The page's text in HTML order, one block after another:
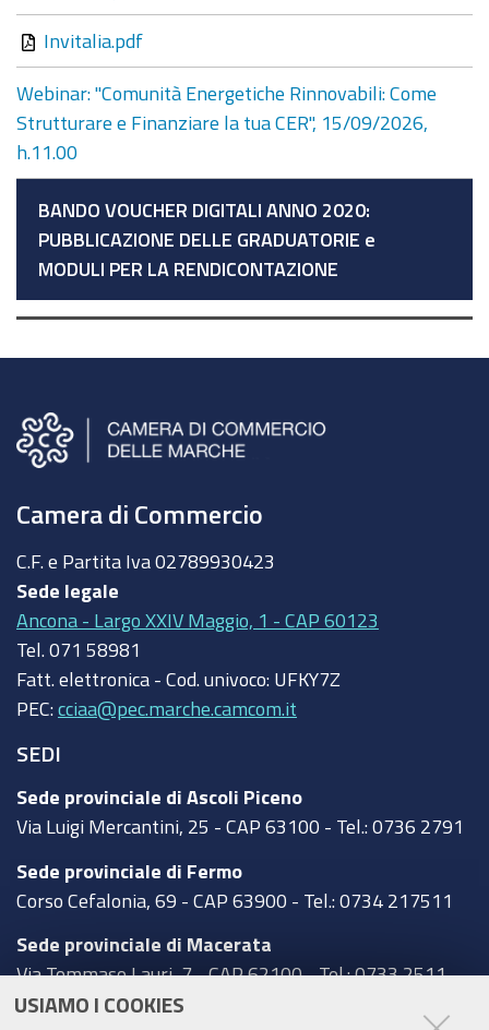
USIAMO I COOKIES
Invitalia.pdf
Webinar: "Comunità Energetiche Rinnovabili: Come
Strutturare e Finanziare la tua CER", 15/09/2026,
h.11.00
BANDO VOUCHER DIGITALI ANNO 2020:
PUBBLICAZIONE DELLE GRADUATORIE e
MODULI PER LA RENDICONTAZIONE
Camera di Commercio
C.F. e Partita Iva 02789930423
Sede legale
Ancona - Largo XXIV Maggio, 1 - CAP 60123
Tel. 071 58981
Fatt. elettronica - Cod. univoco: UFKY7Z
PEC: cciaa@pec.marche.camcom.it
SEDI
Sede provinciale di Ascoli Piceno
Via Luigi Mercantini, 25 - CAP 63100 - Tel.: 0736 2791
Sede provinciale di Fermo
Corso Cefalonia, 69 - CAP 63900 - Tel.: 0734 217511
Sede provinciale di Macerata
Via Tommaso Lauri, 7 - CAP 62100 - Tel.: 0733 2511
Sede provinciale di Pesaro Urbino